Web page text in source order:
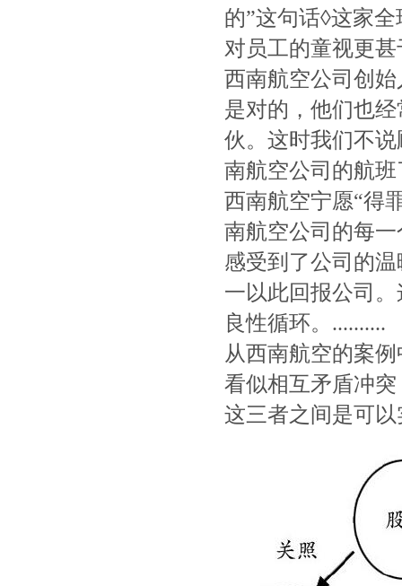
的”这句话◊这家
对员工的童视更
西南航空公司创始
是对的，他们也
伙。这时我们不
南航空公司的航
西南航空宁愿“得
南航空公司的每
感受到了公司的
一以此回报公司
良性循环。..........
从西南航空的案
看似相互矛盾冲
这三者之间是可